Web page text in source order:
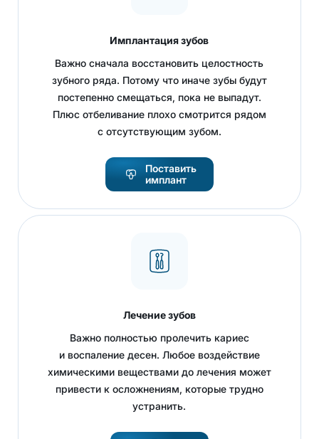
Имплантация зубов
Важно сначала восстановить целостность
зубного ряда. Потому что иначе зубы будут
постепенно смещаться, пока не выпадут.
Плюс отбеливание плохо смотрится рядом
с отсутствующим зубом.
Поставить
имплант
Лечение зубов
Важно полностью пролечить кариес
и воспаление десен. Любое воздействие
химическими веществами до лечения может
привести к осложнениям, которые трудно
устранить.